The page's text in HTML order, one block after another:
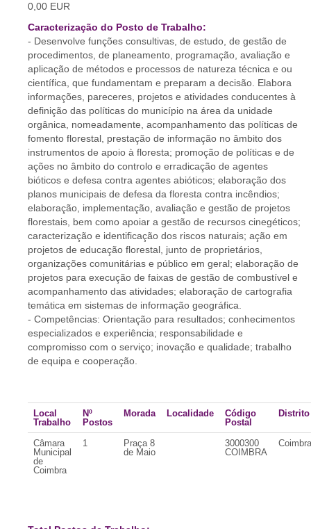
0,00 EUR
Caracterização do Posto de Trabalho:
- Desenvolve funções consultivas, de estudo, de gestão de
procedimentos, de planeamento, programação, avaliação e
aplicação de métodos e processos de natureza técnica e ou
científica, que fundamentam e preparam a decisão. Elabora
informações, pareceres, projetos e atividades conducentes à
definição das políticas do município na área da unidade
orgânica, nomeadamente, acompanhamento das políticas de
fomento florestal, prestação de informação no âmbito dos
instrumentos de apoio à floresta; promoção de políticas e de
ações no âmbito do controlo e erradicação de agentes
bióticos e defesa contra agentes abióticos; elaboração dos
planos municipais de defesa da floresta contra incêndios;
elaboração, implementação, avaliação e gestão de projetos
florestais, bem como apoiar a gestão de recursos cinegéticos;
caracterização e identificação dos riscos naturais; ação em
projetos de educação florestal, junto de proprietários,
organizações comunitárias e público em geral; elaboração de
projetos para execução de faixas de gestão de combustível e
acompanhamento das atividades; elaboração de cartografia
temática em sistemas de informação geográfica.
- Competências: Orientação para resultados; conhecimentos
especializados e experiência; responsabilidade e
compromisso com o serviço; inovação e qualidade; trabalho
de equipa e cooperação.
Local
Trabalho
Nº
Postos
Morada Localidade
Código
Postal
Distrito
Câmara
Municipal
de
Coimbra
1
Praça 8
de Maio
3000300
COIMBRA
Coimbra